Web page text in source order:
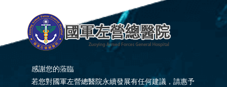
感謝您的蒞臨
若您對國軍左營總醫院永續發展有任何建議，請惠予